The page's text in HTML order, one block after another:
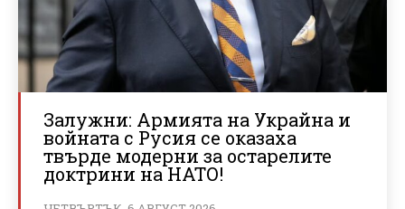
Залужни: Армията на Украйна и
войната с Русия се оказаха
твърде модерни за остарелите
доктрини на НАТО!